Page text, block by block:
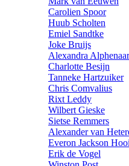
Carolien Spoor
Huub Scholten
Emiel Sandtke
Joke Bruijs
Alexandra Alphenaar
Charlotte Besijn
Tanneke Hartzuiker
Chris Comvalius
Rixt Leddy
Wilbert Gieske
Sietse Remmers
Alexander van
Everon Jackson Hooi
Erik de Vogel